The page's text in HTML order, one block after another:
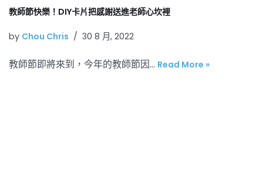
教師節快樂！DIY卡片把感謝送進老師心坎裡
by Chou Chris 30 8 月, 2022
教師節即將來到，今年的教師節因… Read More »